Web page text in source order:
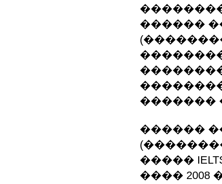
������
�������
������
�����
����